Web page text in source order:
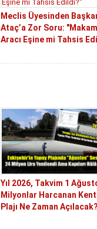
Meclis Üyesinden
Ataç’a Zor Soru: "Makam
Aracı Eşine mi Tahsis
Yıl 2026, Takvim 1
Milyonlar Harcanan
Plajı Ne Zaman Açılacak?